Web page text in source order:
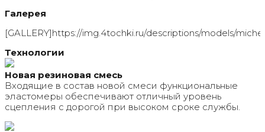
Галерея
[GALLERY]https://img.4tochki.ru/descriptions/models/
Технологии
Новая резиновая смесь
Входящие в состав новой смеси функциональные
эластомеры обеспечивают отличный уровень
сцепления с дорогой при высоком сроке службы.